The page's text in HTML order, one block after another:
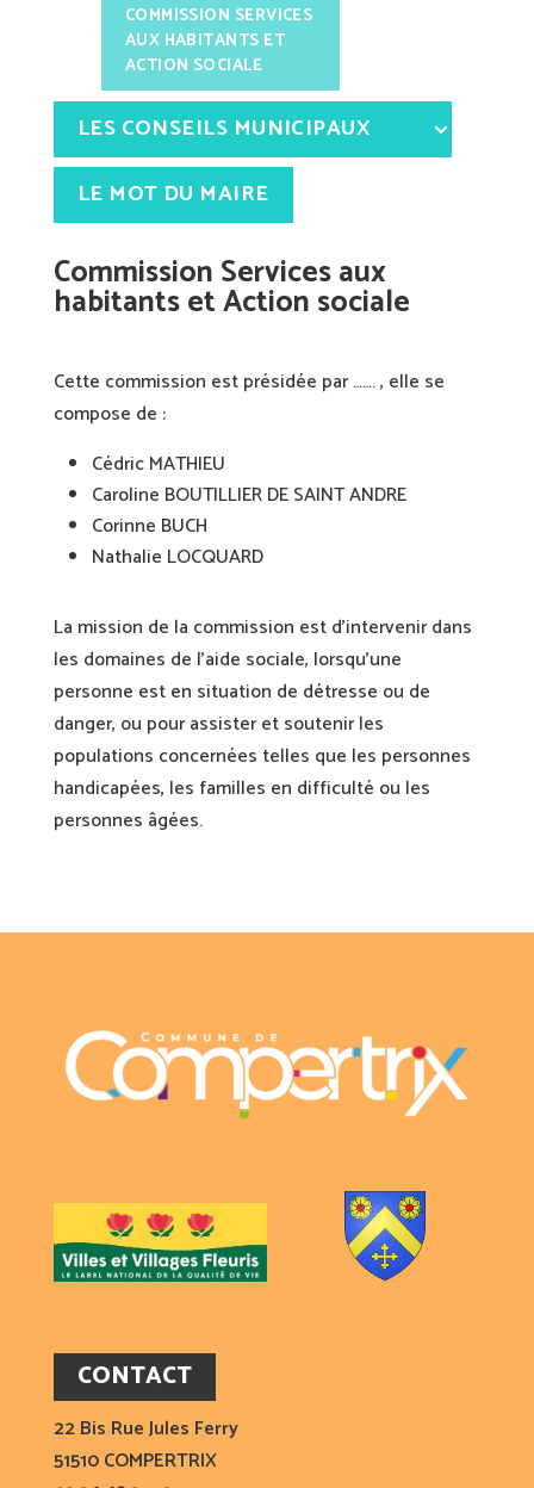
COMMISSION SERVICES
AUX HABITANTS ET
ACTION SOCIALE
LES CONSEILS MUNICIPAUX
LE MOT DU MAIRE
Commission Services aux
habitants et Action sociale
Cette commission est présidée par ……. , elle se
compose de :
Cédric MATHIEU
Caroline BOUTILLIER DE SAINT ANDRE
Corinne BUCH
Nathalie LOCQUARD
La mission de la commission est d’intervenir dans
les domaines de l’aide sociale, lorsqu’une
personne est en situation de détresse ou de
danger, ou pour assister et soutenir les
populations concernées telles que les personnes
handicapées, les familles en difficulté ou les
personnes âgées.
CONTACT
22 Bis Rue Jules Ferry
51510 COMPERTRIX